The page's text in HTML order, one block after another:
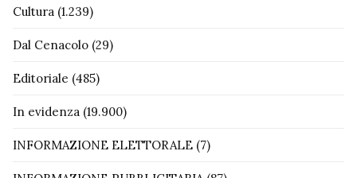
Cultura (1.239)
Dal Cenacolo (29)
Editoriale (485)
In evidenza (19.900)
INFORMAZIONE ELETTORALE (7)